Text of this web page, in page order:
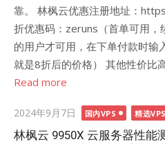
靠。 林枫云优惠注册地址：
折优惠码：zeruns（首单可用
的用户才可用，在下单付款时输
就是8折后的价格） 其他性价比
Read more
Posted
on
2024年9月7日 国内VPS 精选
林枫云 9950X 云服务器性能